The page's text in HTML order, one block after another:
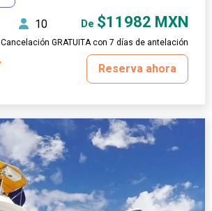
10 De $11982 MXN
Cancelación GRATUITA con 7 días de antelación
Reserva ahora